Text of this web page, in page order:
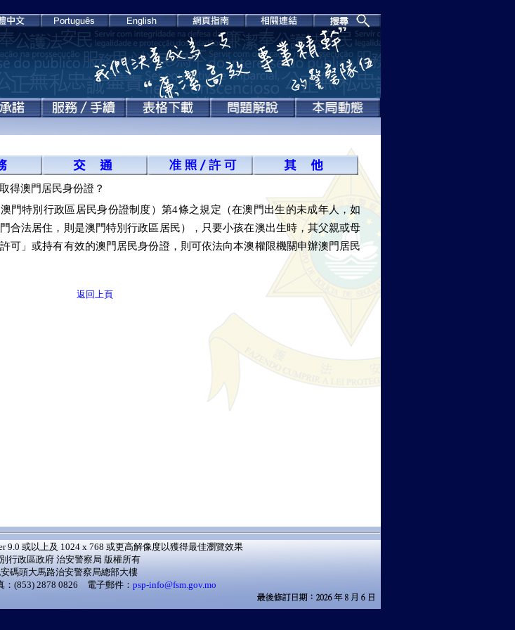
得澳門居民身份證？
門特別行政區居民身份證制度）第4條之規定（在澳門出生的未成年人，如
合法居住，則是澳門特別行政區居民），只要小孩在澳出生時，其父親或母
可」或持有有效的澳門居民身份證，則可依法向本澳權限機關申辦澳門居民
返回上頁
9.0 或以上及 1024 x 768 或更高解像度以獲得最佳瀏覽效果
行政區政府 治安警察局 版權所有
碼頭大馬路治安警察局總部大樓
(853) 2878 0826 電子郵件： psp-info@fsm.gov.mo